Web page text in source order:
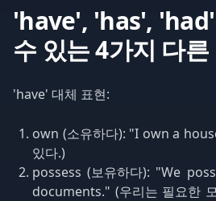
'have', 'has', 'had'
수 있는 4가지 다른
'have' 대체 표현:
own (소유하다): "I own a
있다.)
possess (보유하다): "We
documents." (우리는 필요한